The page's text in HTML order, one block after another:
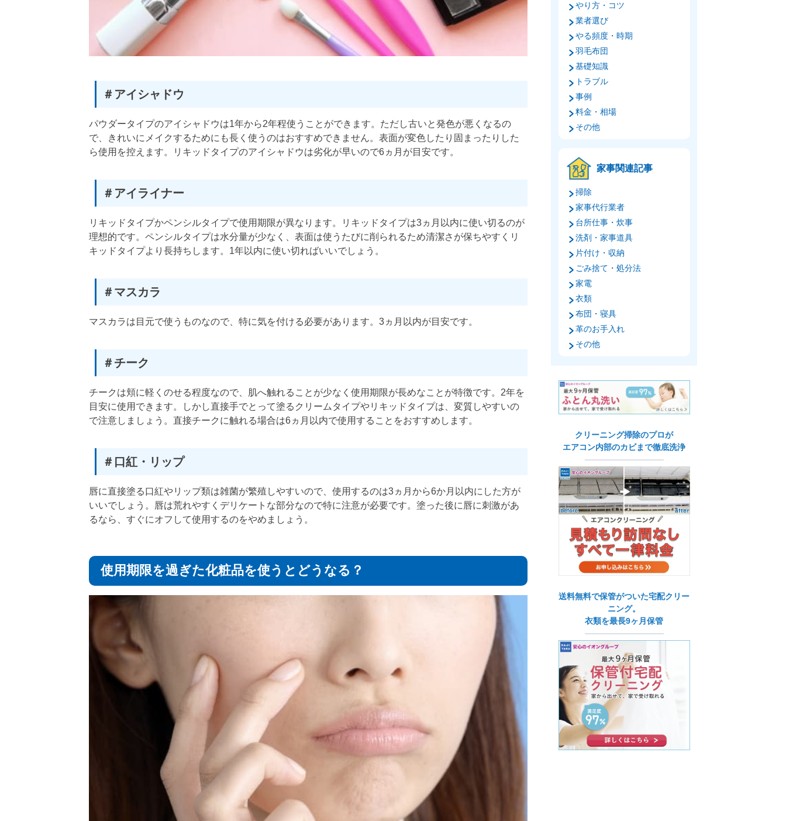
＃アイシャドウ
パウダータイプのアイシャドウは1年から2年程使うことができます。ただし古いと発色が悪くなるの
で、きれいにメイクするためにも長く使うのはおすすめできません。表面が変色したり固まったりした
ら使用を控えます。リキッドタイプのアイシャドウは劣化が早いので6ヵ月が目安です。
＃アイライナー
リキッドタイプかペンシルタイプで使用期限が異なります。リキッドタイプは3ヵ月以内に使い切るのが
理想的です。ペンシルタイプは水分量が少なく、表面は使うたびに削られるため清潔さが保ちやすくリ
キッドタイプより長持ちします。1年以内に使い切ればいいでしょう。
＃マスカラ
マスカラは目元で使うものなので、特に気を付ける必要があります。3ヵ月以内が目安です。
＃チーク
チークは頬に軽くのせる程度なので、肌へ触れることが少なく使用期限が長めなことが特徴です。2年を
目安に使用できます。しかし直接手でとって塗るクリームタイプやリキッドタイプは、変質しやすいの
で注意しましょう。直接チークに触れる場合は6ヵ月以内で使用することをおすすめします。
＃口紅・リップ
唇に直接塗る口紅やリップ類は雑菌が繁殖しやすいので、使用するのは3ヵ月から6か月以内にした方が
いいでしょう。唇は荒れやすくデリケートな部分なので特に注意が必要です。塗った後に唇に刺激があ
るなら、すぐにオフして使用するのをやめましょう。
使用期限を過ぎた化粧品を使うとどうなる？
やり方・コツ
業者選び
やる頻度・時期
羽毛布団
基礎知識
トラブル
事例
料金・相場
その他
家事関連記事
掃除
家事代行業者
台所仕事・炊事
洗剤・家事道具
片付け・収納
ごみ捨て・処分法
家電
衣類
布団・寝具
革のお手入れ
その他
クリーニング掃除のプロが
エアコン内部のカビまで徹底洗浄
送料無料で保管がついた宅配クリー
ニング。
衣類を最長9ヶ月保管